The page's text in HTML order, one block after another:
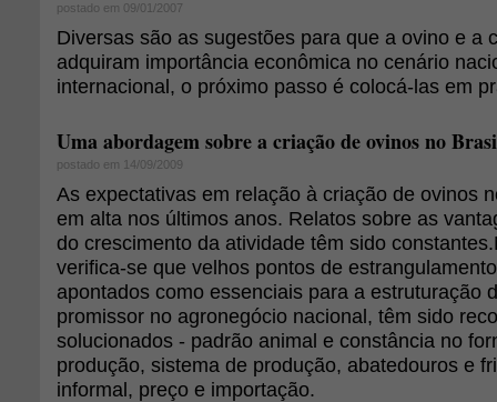
postado em 09/01/2007
Diversas são as sugestões para que a ovino e a
adquiram importância econômica no cenário
internacional, o próximo passo é colocá-las em
Uma abordagem sobre a criação de ovinos no
postado em 14/09/2009
As expectativas em relação à criação de ovinos
em alta nos últimos anos. Relatos sobre as
do crescimento da atividade têm sido
verifica-se que velhos pontos de
apontados como essenciais para a estruturação
promissor no agronegócio nacional, têm sido
solucionados - padrão animal e constância no
produção, sistema de produção, abatedouros e
informal, preço e importação.